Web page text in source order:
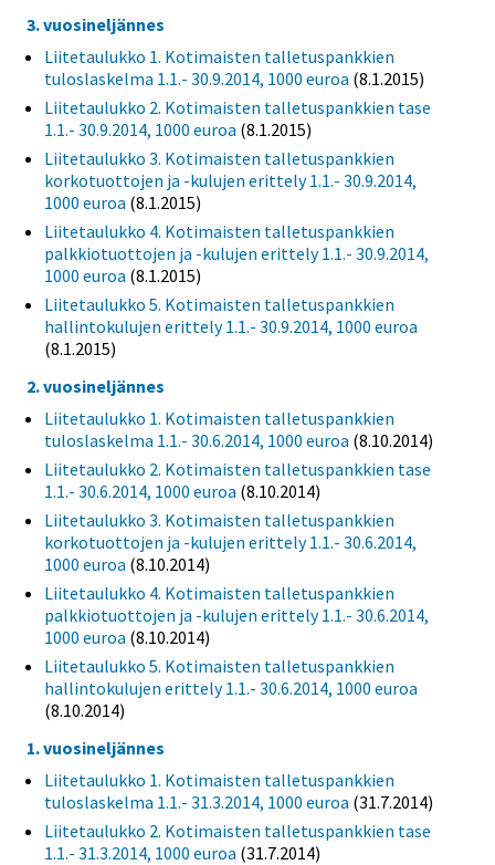
3. vuosineljännes
Liitetaulukko 1. Kotimaisten talletuspankkien
tuloslaskelma 1.1.- 30.9.2014, 1000 euroa (8.1.2015)
Liitetaulukko 2. Kotimaisten talletuspankkien tase
1.1.- 30.9.2014, 1000 euroa (8.1.2015)
Liitetaulukko 3. Kotimaisten talletuspankkien
korkotuottojen ja -kulujen erittely 1.1.- 30.9.2014,
1000 euroa (8.1.2015)
Liitetaulukko 4. Kotimaisten talletuspankkien
palkkiotuottojen ja -kulujen erittely 1.1.- 30.9.2014,
1000 euroa (8.1.2015)
Liitetaulukko 5. Kotimaisten talletuspankkien
hallintokulujen erittely 1.1.- 30.9.2014, 1000 euroa
(8.1.2015)
2. vuosineljännes
Liitetaulukko 1. Kotimaisten talletuspankkien
tuloslaskelma 1.1.- 30.6.2014, 1000 euroa (8.10.2014)
Liitetaulukko 2. Kotimaisten talletuspankkien tase
1.1.- 30.6.2014, 1000 euroa (8.10.2014)
Liitetaulukko 3. Kotimaisten talletuspankkien
korkotuottojen ja -kulujen erittely 1.1.- 30.6.2014,
1000 euroa (8.10.2014)
Liitetaulukko 4. Kotimaisten talletuspankkien
palkkiotuottojen ja -kulujen erittely 1.1.- 30.6.2014,
1000 euroa (8.10.2014)
Liitetaulukko 5. Kotimaisten talletuspankkien
hallintokulujen erittely 1.1.- 30.6.2014, 1000 euroa
(8.10.2014)
1. vuosineljännes
Liitetaulukko 1. Kotimaisten talletuspankkien
tuloslaskelma 1.1.- 31.3.2014, 1000 euroa (31.7.2014)
Liitetaulukko 2. Kotimaisten talletuspankkien tase
1.1.- 31.3.2014, 1000 euroa (31.7.2014)